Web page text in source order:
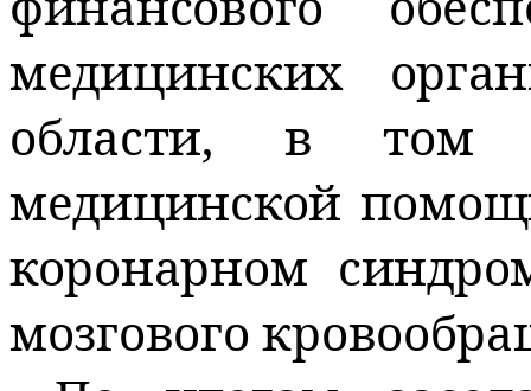
медицинских
области, в том
медицинской
коронарном
мозгового